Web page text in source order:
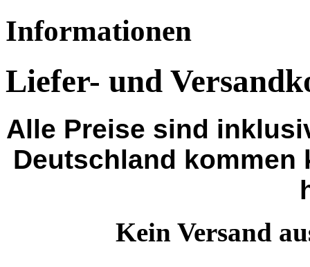
Informationen
Liefer- und
Alle Preise sind
Deutschland kommen
Kein Versand